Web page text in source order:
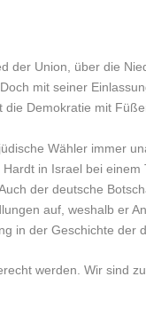
der Union, über die
mit seiner
die Demokratie mit
Wähler immer
in Israel bei einem
der deutsche
auf, weshalb er
in der Geschichte der
werden. Wir sind